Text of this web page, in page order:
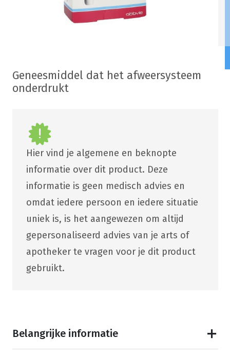
Geneesmiddel dat het afweersysteem
onderdrukt
Hier vind je algemene en beknopte
informatie over dit product. Deze
informatie is geen medisch advies en
omdat iedere persoon en iedere situatie
uniek is, is het aangewezen om altijd
gepersonaliseerd advies van je arts of
apotheker te vragen voor je dit product
gebruikt.
Belangrijke informatie